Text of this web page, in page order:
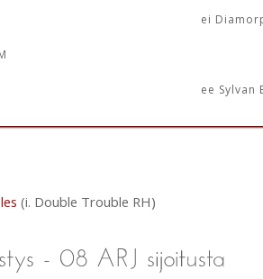
ei
ee Sylvan
(i. Double Trouble RH)